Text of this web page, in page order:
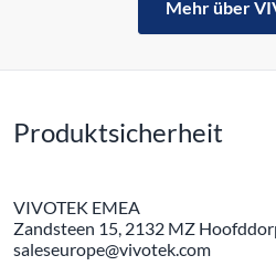
Mehr über
Produktsicherheit
VIVOTEK EMEA
Zandsteen 15, 2132 MZ
saleseurope@vivotek.com